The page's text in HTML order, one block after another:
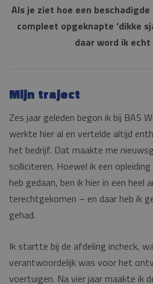
Als je ziet hoe een
compleet opgeknapte ‘dikke
daar word ik
Mijn traject
Zes jaar geleden begon ik bij BAS
werkte hier al en vertelde altijd
het bedrijf. Dat maakte me
solliciteren. Hoewel ik een
heb gedaan, ben ik hier in een heel
terechtgekomen – en daar heb ik
gehad.
Ik startte bij de afdeling incheck,
verantwoordelijk was voor het
voertuigen. Na vier jaar maakte ik